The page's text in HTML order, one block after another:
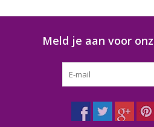
Meld je aan voor